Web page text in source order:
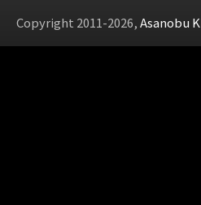
Copyright 2011-2026,Asanobu